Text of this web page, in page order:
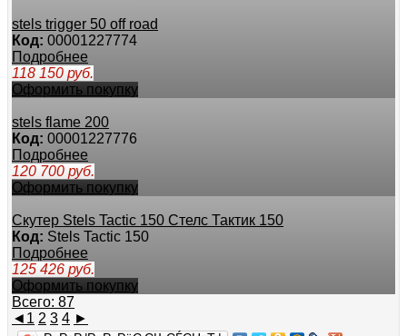
stels trigger 50 off road
Код: 00001227774
Подробнее
118 150 руб.
Оформить покупку
stels flame 200
Код: 00001227776
Подробнее
120 700 руб.
Оформить покупку
Скутер Stels Tactic 150 Стелс Тактик 150
Код: Stels Tactic 150
Подробнее
125 426 руб.
Оформить покупку
Всего: 87
◄ 1 2 3 4 ►